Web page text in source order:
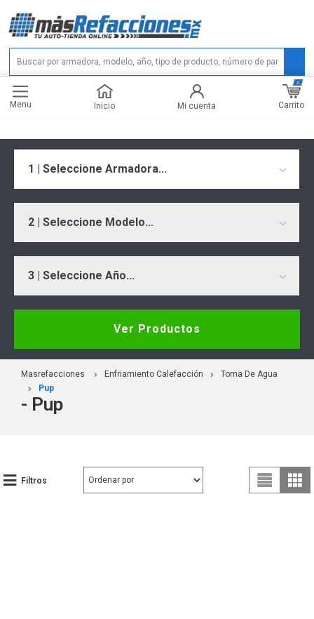
Menu Inicio Mi cuenta Carrito
0
1 | Seleccione Armadora...
2 | Seleccione Modelo...
3 | Seleccione Año...
Ver Productos
Masrefacciones Enfriamiento Calefacción
Toma De Agua
Pup
- Pup
Filtros